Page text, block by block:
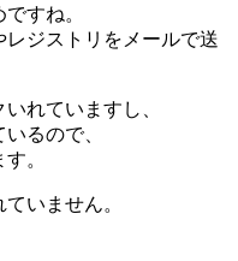
すね。
ジストリをメールで送
れていますし、
るので、
。
いません。